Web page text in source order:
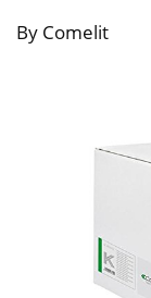
By Comelit